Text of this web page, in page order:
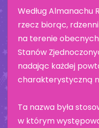
Według Almanachu
rzecz biorąc,
na terenie
Stanów
nadając każdej
charakterystyczną
Ta nazwa była
w którym